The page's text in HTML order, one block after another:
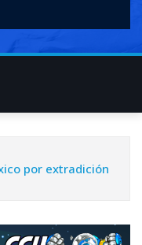
por extradición